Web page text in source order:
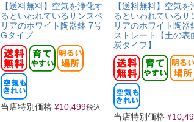
【送料無料】空気を浄化す
るといわれているサンスベ
リアのホワイト陶器鉢 7号
Gタイプ
当店特別価格 ¥10,499税込
【送料無料】空気を
るといわれているサ
リアのホワイト陶器
ストレート【土の表
炭タイプ】
当店特別価格 ¥